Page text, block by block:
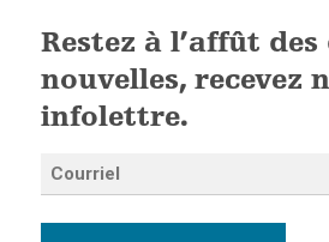
Restez à l’affût
nouvelles, recevez
infolettre.